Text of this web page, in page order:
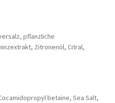
pflanzliche
Zitronenöl, Citral,
betaine, Sea Salt,